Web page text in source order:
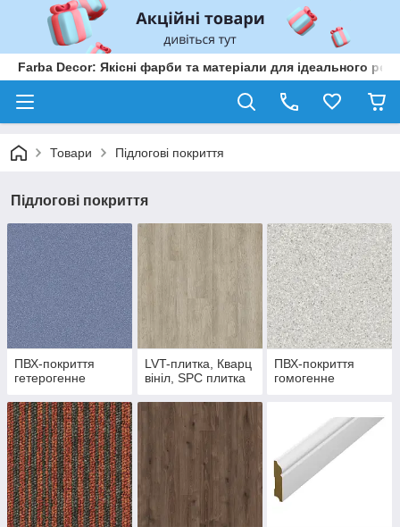
Farba Decor: Якісні фарби та матеріали для ідеального
Товари Підлогові покриття
Підлогові покриття
ПВХ-покриття
гетерогенне
LVT-плитка, Кварц
вініл, SPC плитка
ПВХ-покриття
гомогенне